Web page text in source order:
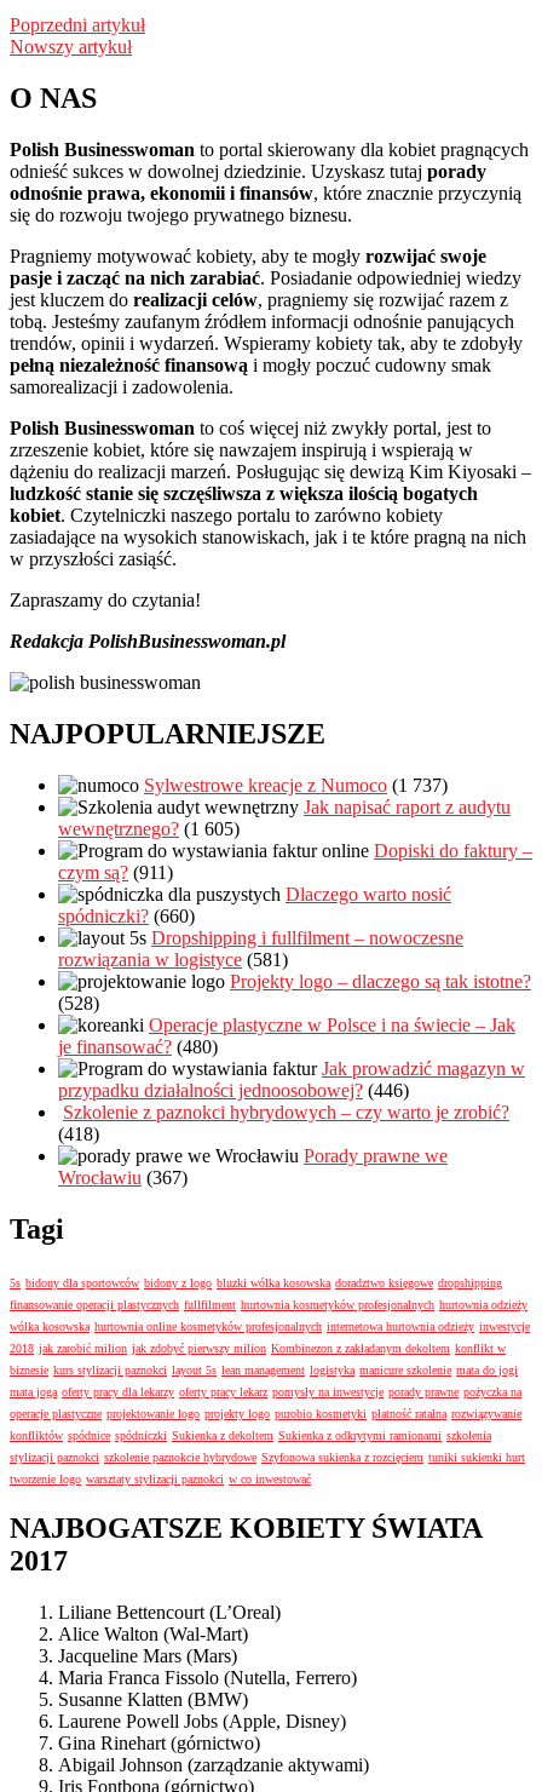
Poprzedni artykuł
Nowszy artykuł
O NAS
Polish Businesswoman to portal skierowany dla kobiet pragnących
odnieść sukces w dowolnej dziedzinie. Uzyskasz tutaj porady
odnośnie prawa, ekonomii i finansów, które znacznie przyczynią
się do rozwoju twojego prywatnego biznesu.
Pragniemy motywować kobiety, aby te mogły rozwijać swoje
pasje i zacząć na nich zarabiać. Posiadanie odpowiedniej wiedzy
jest kluczem do realizacji celów, pragniemy się rozwijać razem z
tobą. Jesteśmy zaufanym źródłem informacji odnośnie panujących
trendów, opinii i wydarzeń. Wspieramy kobiety tak, aby te zdobyły
pełną niezależność finansową i mogły poczuć cudowny smak
samorealizacji i zadowolenia.
Polish Businesswoman to coś więcej niż zwykły portal, jest to
zrzeszenie kobiet, które się nawzajem inspirują i wspierają w
dążeniu do realizacji marzeń. Posługując się dewizą Kim Kiyosaki –
ludzkość stanie się szczęśliwsza z większa ilością bogatych
kobiet. Czytelniczki naszego portalu to zarówno kobiety
zasiadające na wysokich stanowiskach, jak i te które pragną na nich
w przyszłości zasiąść.
Zapraszamy do czytania!
Redakcja PolishBusinesswoman.pl
NAJPOPULARNIEJSZE
Sylwestrowe kreacje z Numoco (1 737)
Jak napisać raport z audytu
wewnętrznego? (1 605)
Dopiski do faktury –
czym są? (911)
Dlaczego warto nosić
spódniczki? (660)
Dropshipping i fullfilment – nowoczesne
rozwiązania w logistyce (581)
Projekty logo – dlaczego są tak istotne?
(528)
Operacje plastyczne w Polsce i na świecie – Jak
je finansować? (480)
Jak prowadzić magazyn w
przypadku działalności jednoosobowej? (446)
Szkolenie z paznokci hybrydowych – czy warto je zrobić?
(418)
Porady prawne we
Wrocławiu (367)
Tagi
5s bidony dla sportowców bidony z logo bluzki wólka kosowska doradztwo księgowe dropshipping
finansowanie operacji plastycznych fullfilment hurtownia kosmetyków profesjonalnych hurtownia odzieży
wólka kosowska hurtownia online kosmetyków profesjonalnych internetowa hurtownia odzieży inwestycje
2018 jak zarobić milion jak zdobyć pierwszy milion Kombinezon z zakładanym dekoltem konflikt w
biznesie kurs stylizacji paznokci layout 5s lean management logistyka manicure szkolenie mata do jogi
mata joga oferty pracy dla lekarzy oferty pracy lekarz pomysły na inwestycje porady prawne pożyczka na
operacje plastyczne projektowanie logo projekty logo purobio kosmetyki płatność ratalna rozwiązywanie
konfliktów spódnice spódniczki Sukienka z dekoltem Sukienka z odkrytymi ramionami szkolenia
stylizacji paznokci szkolenie paznokcie hybrydowe Szyfonowa sukienka z rozcięciem tuniki sukienki hurt
tworzenie logo warsztaty stylizacji paznokci w co inwestować
NAJBOGATSZE KOBIETY ŚWIATA
2017
Liliane Bettencourt (L’Oreal)
Alice Walton (Wal-Mart)
Jacqueline Mars (Mars)
Maria Franca Fissolo (Nutella, Ferrero)
Susanne Klatten (BMW)
Laurene Powell Jobs (Apple, Disney)
Gina Rinehart (górnictwo)
Abigail Johnson (zarządzanie aktywami)
Iris Fontbona (górnictwo)